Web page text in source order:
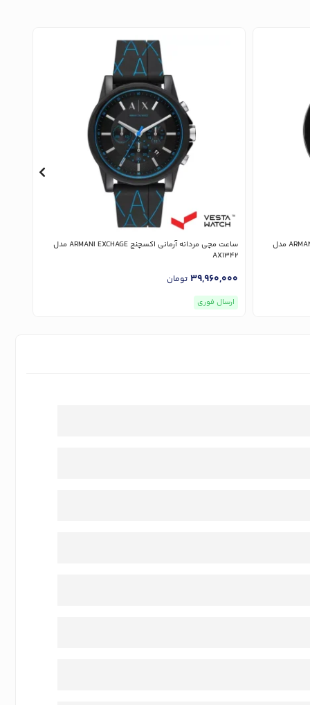
ساعت مچی مردانه آرمانی اکسچنج ARMANI EXCHAGE مدل
ساعت مچی مردانه آرمانی اکسچنج ARMANI EXCHAGE مدل
AX1342
39,960,000 تومان
ارسال فوری